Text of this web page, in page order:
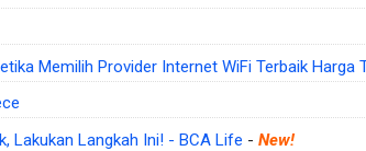
Memilih Provider Internet WiFi Terbaik Harga
Lakukan Langkah Ini! - BCA Life - New!